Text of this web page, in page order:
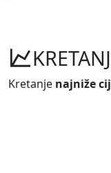
Kretanje najniže